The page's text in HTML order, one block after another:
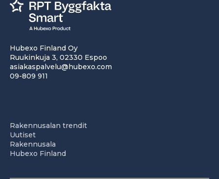
Hubexo Finland Oy
Ruukinkuja 3, 02330 Espoo
asiakaspalvelu@hubexo.com
09-809 911
Rakennusalan trendit
Uutiset
Rakennusala
Hubexo Finland